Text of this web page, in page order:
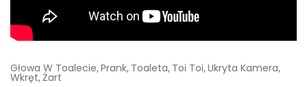
Głowa W Toalecie, Prank, Toaleta, Toi Toi, Ukryta Kamera,
Wkręt, Żart